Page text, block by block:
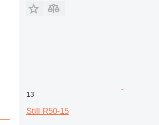
13
Still R50-15